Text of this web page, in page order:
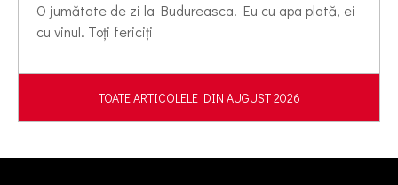
O jumătate de zi la Budureasca. Eu cu apa plată, ei
cu vinul. Toți fericiți
TOATE ARTICOLELE DIN AUGUST 2026